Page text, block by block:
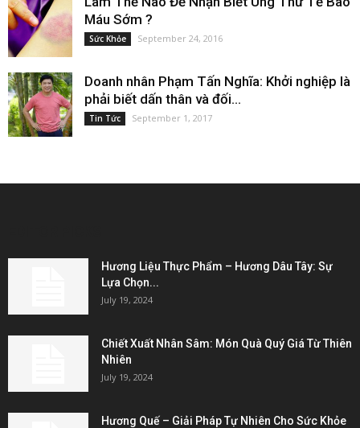
Máu Sớm ?
Sức Khỏe September 24, 2016
Doanh nhân Phạm Tấn Nghĩa: Khởi nghiệp là
phải biết dấn thân và đối...
Tin Tức September 1, 2017
Hương Liệu Thực Phẩm – Hương Dâu Tây: Sự
Lựa Chọn...
July 19, 2024
Chiết Xuất Nhân Sâm: Món Quà Quý Giá Từ Thiên
Nhiên
July 19, 2024
Hương Quế – Giải Pháp Tự Nhiên Cho Sức Khỏe